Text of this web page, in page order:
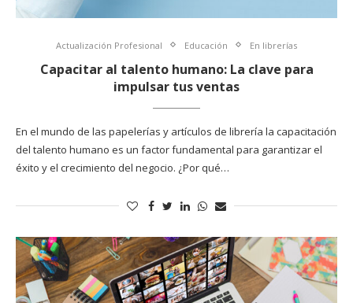
Actualización Profesional Educación En librerías
Capacitar al talento humano: La clave para
impulsar tus ventas
En el mundo de las papelerías y artículos de librería la capacitación
del talento humano es un factor fundamental para garantizar el
éxito y el crecimiento del negocio. ¿Por qué…